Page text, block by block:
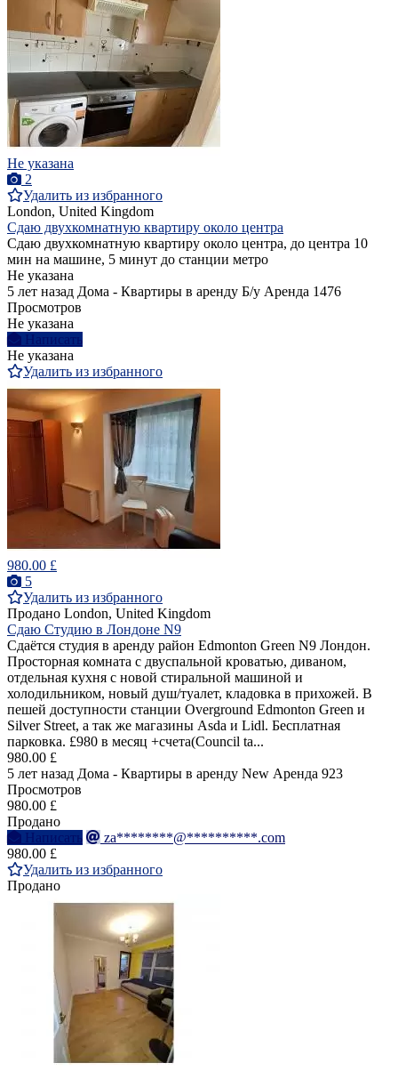
Не указана
2
Удалить из избранного
London, United Kingdom
Сдаю двухкомнатную квартиру около центра
Сдаю двухкомнатную квартиру около центра, до центра 10
мин на машине, 5 минут до станции метро
Не указана
5 лет назад Дома - Квартиры в аренду Б/у Аренда 1476
Просмотров
Не указана
Написать
Не указана
Удалить из избранного
980.00 £
5
Удалить из избранного
Продано London, United Kingdom
Сдаю Студию в Лондоне N9
Сдаётся студия в аренду район Edmonton Green N9 Лондон.
Просторная комната с двуспальной кроватью, диваном,
отдельная кухня с новой стиральной машиной и
холодильником, новый душ/туалет, кладовка в прихожей. В
пешей доступности станции Overground Edmonton Green и
Silver Street, а так же магазины Asda и Lidl. Бесплатная
парковка. £980 в месяц +счета(Council ta...
980.00 £
5 лет назад Дома - Квартиры в аренду New Аренда 923
Просмотров
980.00 £
Продано
Написать
za********@**********.com
980.00 £
Удалить из избранного
Продано